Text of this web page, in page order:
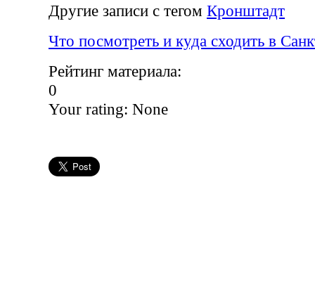
Другие записи с тегом Кронштадт
Что посмотреть и куда сходить в
Рейтинг материала:
0
Your rating: None